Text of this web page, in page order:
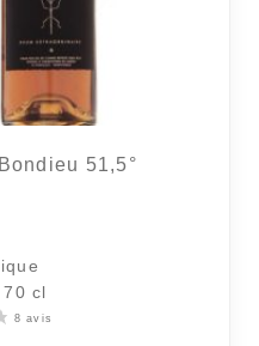
51,5°
70 cl